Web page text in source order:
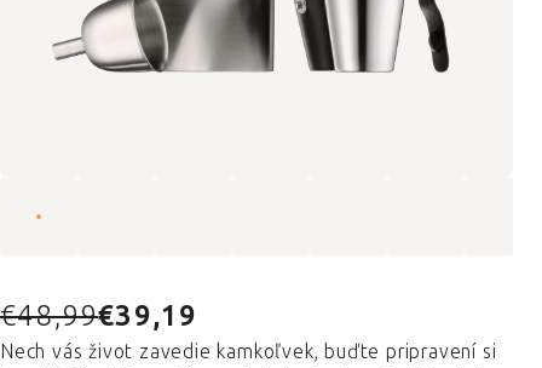
€48,99€39,19
Nech vás život zavedie kamkoľvek, buďte pripravení si